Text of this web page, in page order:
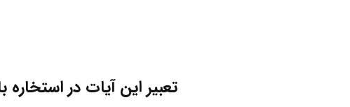
تعبیر این آیات در استخاره